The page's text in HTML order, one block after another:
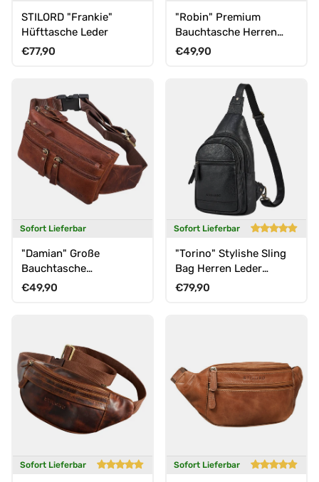
STILORD "Frankie"
Hüfttasche Leder
Normaler Preis
€77,90
"Robin" Premium
Bauchtasche Herren
Leder mit 6
Normaler Preis
€49,90
Sofort Lieferbar
"Damian" Große
Bauchtasche
Gürteltasche Leder
Normaler Preis
€49,90
Sofort Lieferbar
"Torino" Stylishe Sling
Bag Herren Leder
Crossbody Bab für
Normaler Preis
€79,90
Sofort Lieferbar Sofort Lieferbar